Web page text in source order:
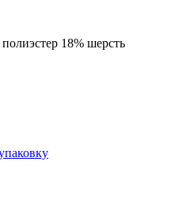
18% шерсть